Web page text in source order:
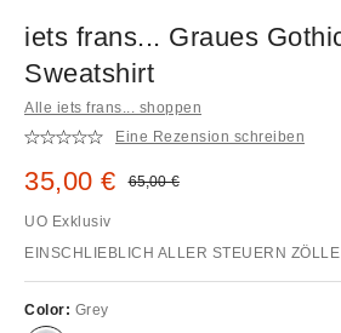
iets frans... Graues
Sweatshirt
Alle iets frans... shoppen
Eine Rezension schreiben
Sale Preis:
35,00 € Original Preis:
65,00 €
UO Exklusiv
EINSCHLIEBLICH ALLER STEUERN ZÖLLE
Color: Grey